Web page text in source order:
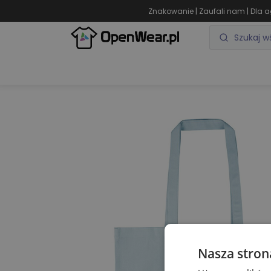
Znakowanie | Zaufali nam | Dla
Nasza